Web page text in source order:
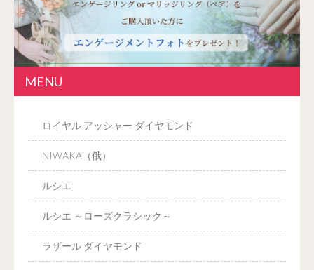
MENU
ロイヤル アッシャー ダイヤモンド
NIWAKA（俄）
ルシエ
ルシエ ～ローズクラシック～
ラザール ダイヤモンド